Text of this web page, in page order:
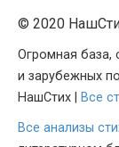
© 2020
Огромная база,
и зарубежных
НашСтих |
Все
Все анализы